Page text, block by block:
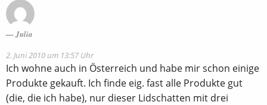
Julia
2. Juni 2010 um 13:57 Uhr
Ich wohne auch in Österreich und habe mir schon einige
Produkte gekauft. Ich finde eig. fast alle Produkte gut
(die, die ich habe), nur dieser Lidschatten mit drei